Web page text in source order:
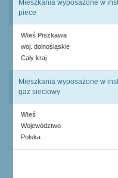
Mieszkania wyposażone w
piece
Wieś Piszkawa
woj. dolnośląskie
Cały kraj
Mieszkania wyposażone w
gaz sieciowy
Wieś
Województwo
Polska